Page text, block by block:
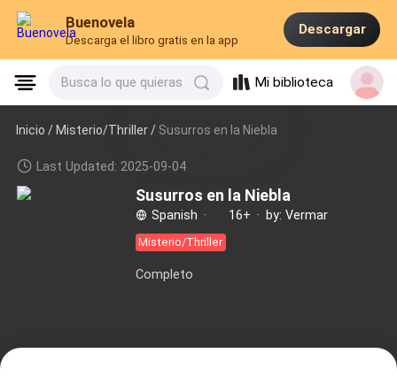
Buenovela
Descarga el libro gratis en la app
Descargar
Busca lo que quieras Mi biblioteca
Inicio /Misterio/Thriller/ Susurros en la Niebla
Last Updated: 2025-09-04
Susurros en la Niebla
Spanish · 16+ · by: Vermar
Misterio/Thriller
Completo